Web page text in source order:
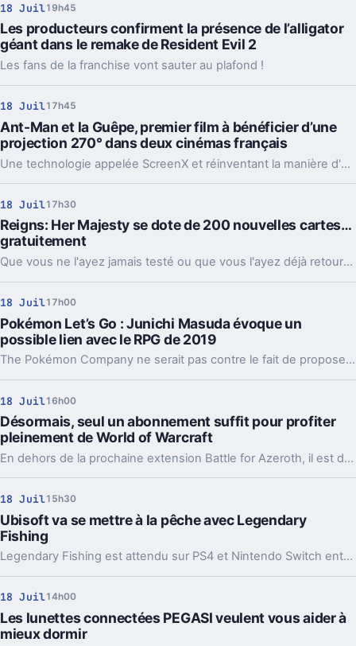
18 Juil19h45
Les producteurs confirment la présence de l’alligator
géant dans le remake de Resident Evil 2
Les fans de la franchise vont sauter au plafond !
18 Juil17h45
Ant-Man et la Guêpe, premier film à bénéficier d’une
projection 270° dans deux cinémas français
Une technologie appelée ScreenX et réinventant la manière d'approche un film.
18 Juil17h30
Reigns: Her Majesty se dote de 200 nouvelles cartes…
gratuitement
Que vous ne l'ayez jamais testé ou que vous l'ayez déjà retourné, c'est le moment idéal pour (re)lancer Reigns: Her Majesty.
18 Juil17h00
Pokémon Let’s Go : Junichi Masuda évoque un
possible lien avec le RPG de 2019
The Pokémon Company ne serait pas contre le fait de proposer des échanges entre Pokémon Let's Go et Pokémon RPG sur la console hybride de Nintendo.
18 Juil16h00
Désormais, seul un abonnement suffit pour profiter
pleinement de World of Warcraft
En dehors de la prochaine extension Battle for Azeroth, il est désormais possible de jouer à World of Warcraft jusqu'à Legion sans avoir le jeu et ses extensions.
18 Juil15h30
Ubisoft va se mettre à la pêche avec Legendary
Fishing
Legendary Fishing est attendu sur PS4 et Nintendo Switch entre juillet et septembre prochain.
18 Juil14h00
Les lunettes connectées PEGASI veulent vous aider à
mieux dormir